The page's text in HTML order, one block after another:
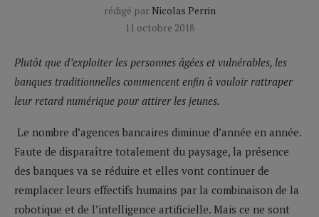
rédigé par Nicolas Perrin
11 octobre 2018
Plutôt que d’exploiter les personnes âgées et vulnérables, les
banques traditionnelles commencent enfin à vouloir rattraper
leur retard numérique pour attirer les jeunes.
Le nombre d’agences bancaires diminue d’année en année.
Faute de disparaître totalement du paysage, la présence
des banques va se réduire et elles vont continuer de
remplacer leurs effectifs humains par la combinaison de la
robotique et de l’intelligence artificielle. Mais ce ne sont